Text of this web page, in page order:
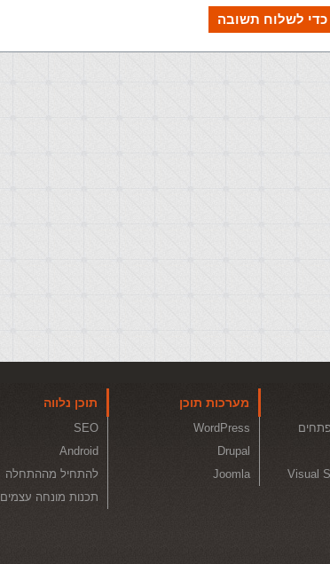
כדי לשלוח תשובה
Visual
מערכות תוכן
WordPress
Drupal
Joomla
תוכן נלווה
SEO
Android
להתחיל מההתחלה
תכנות מונחה עצמים